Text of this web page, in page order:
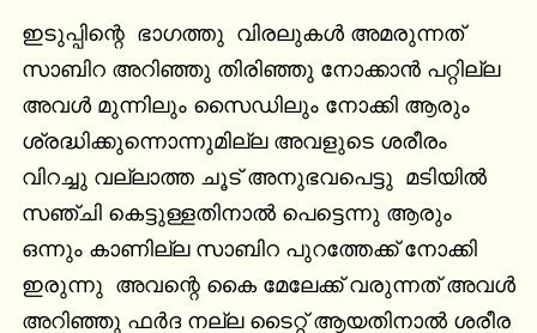
ഇടുപ്പിന്റെ  ഭാഗത്തു  വിരലുകൾ അമരുന്നത്
സാബിറ അറിഞ്ഞു തിരിഞ്ഞു നോക്കാൻ പറ്റില്ല
അവൾ മുന്നിലും സൈഡിലും നോക്കി ആരും
ശ്രദ്ധിക്കുന്നൊന്നുമില്ല അവളുടെ ശരീരം
വിറച്ചു വല്ലാത്ത ചൂട് അനുഭവപെട്ടു  മടിയിൽ
സഞ്ചി കെട്ടുള്ളതിനാൽ പെട്ടെന്നു ആരും
ഒന്നും കാണില്ല സാബിറ പുറത്തേക്ക് നോക്കി
ഇരുന്നു  അവന്റെ കൈ മേലേക്ക് വരുന്നത് അവൾ
അറിഞ്ഞു ഫർദ നല്ല ടൈറ്റ് ആയതിനാൽ ശരീര